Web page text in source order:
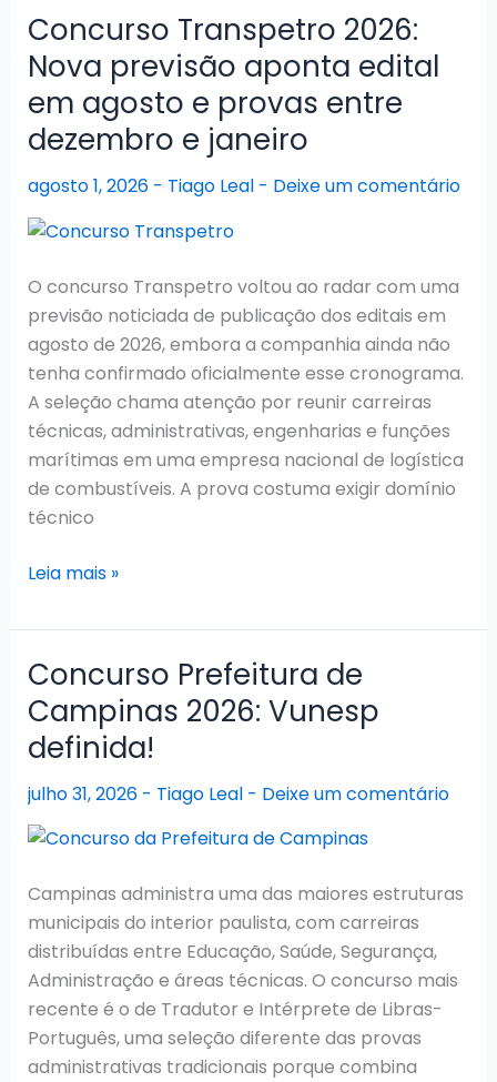
2026:
Último
edital
segue
com
convocações
e
nomeações
Concurso Transpetro 2026:
Nova previsão aponta edital
em agosto e provas entre
dezembro e janeiro
agosto 1, 2026 - Tiago Leal - Deixe um comentário
O concurso Transpetro voltou ao radar com uma
previsão noticiada de publicação dos editais em
agosto de 2026, embora a companhia ainda não
tenha confirmado oficialmente esse cronograma.
A seleção chama atenção por reunir carreiras
técnicas, administrativas, engenharias e funções
marítimas em uma empresa nacional de logística
de combustíveis. A prova costuma exigir domínio
técnico
Concurso
2026:
Nova
previsão
aponta
edital
agosto
e
entre
dezembro
e
janeiro
Leia mais »
Concurso Prefeitura de
Campinas 2026: Vunesp
definida!
julho 31, 2026 - Tiago Leal - Deixe um comentário
Campinas administra uma das maiores estruturas
municipais do interior paulista, com carreiras
distribuídas entre Educação, Saúde, Segurança,
Administração e áreas técnicas. O concurso mais
recente é o de Tradutor e Intérprete de Libras-
Português, uma seleção diferente das provas
administrativas tradicionais porque combina